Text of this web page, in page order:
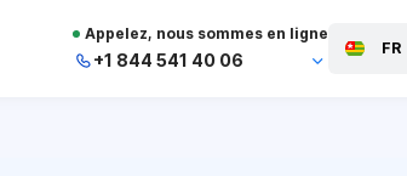
Appelez, nous sommes en ligne
+1 844 541 40 06
FR